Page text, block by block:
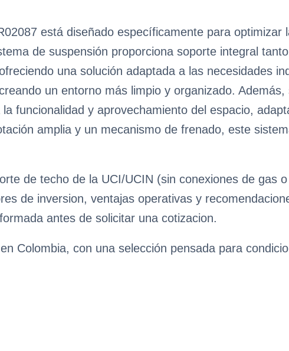
está diseñado específicamente para optimizar
de suspensión proporciona soporte integral
una solución adaptada a las necesidades
un entorno más limpio y organizado. Además,
funcionalidad y aprovechamiento del espacio,
amplia y un mecanismo de frenado, este
de techo de la UCI/UCIN (sin conexiones de gas o
de inversion, ventajas operativas y
antes de solicitar una cotizacion.
Colombia, con una selección pensada para